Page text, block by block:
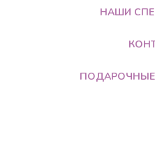
НАШИ
ПОДАРОЧНЫЕ